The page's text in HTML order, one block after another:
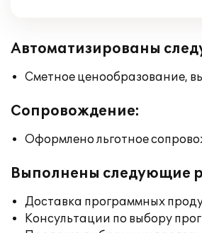
Автоматизированы
Сметное ценообразование,
Сопровождение:
Оформлено льготное
Выполнены следующие
Доставка программных
Консультации по выбору